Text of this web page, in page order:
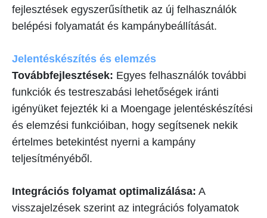
fejlesztések egyszerűsíthetik az új felhasználók
belépési folyamatát és kampánybeállítását.
Jelentéskészítés és elemzés
Továbbfejlesztések: Egyes felhasználók további
funkciók és testreszabási lehetőségek iránti
igényüket fejezték ki a Moengage jelentéskészítési
és elemzési funkcióiban, hogy segítsenek nekik
értelmes betekintést nyerni a kampány
teljesítményéből.
Integrációs folyamat optimalizálása: A
visszajelzések szerint az integrációs folyamatok